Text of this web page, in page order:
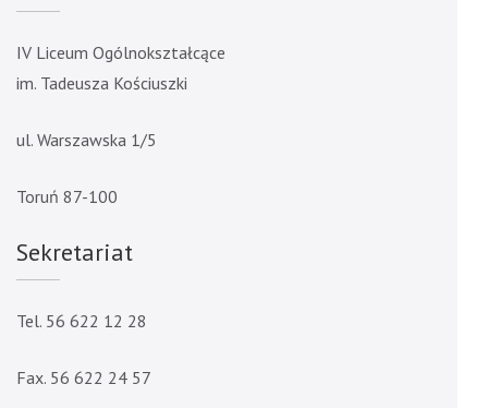
IV Liceum Ogólnokształcące
im. Tadeusza Kościuszki
ul. Warszawska 1/5
Toruń 87-100
Sekretariat
Tel. 56 622 12 28
Fax. 56 622 24 57